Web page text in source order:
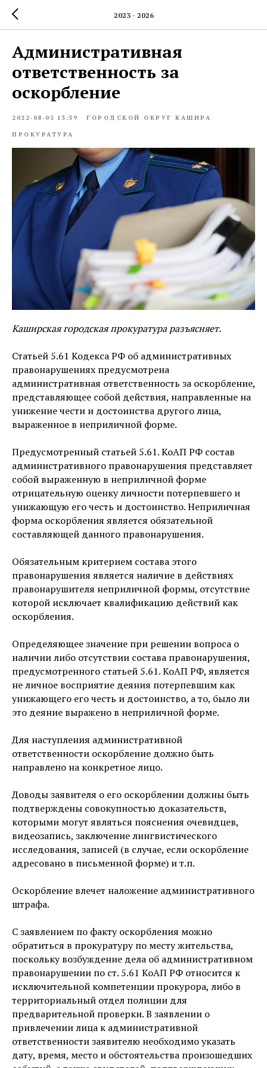
2023 - 2026
Административная
ответственность за
оскорбление
2022-08-05 13:39 ГОРОДСКОЙ ОКРУГ КАШИРА
ПРОКУРАТУРА
Каширская городская прокуратура разъясняет.
Статьей 5.61 Кодекса РФ об административных
правонарушениях предусмотрена
административная ответственность за оскорбление,
представляющее собой действия, направленные на
унижение чести и достоинства другого лица,
выраженное в неприличной форме.
Предусмотренный статьей 5.61. КоАП РФ состав
административного правонарушения представляет
собой выраженную в неприличной форме
отрицательную оценку личности потерпевшего и
унижающую его честь и достоинство. Неприличная
форма оскорбления является обязательной
составляющей данного правонарушения.
Обязательным критерием состава этого
правонарушения является наличие в действиях
правонарушителя неприличной формы, отсутствие
которой исключает квалификацию действий как
оскорбления.
Определяющее значение при решении вопроса о
наличии либо отсутствии состава правонарушения,
предусмотренного статьей 5.61. КоАП РФ, является
не личное восприятие деяния потерпевшим как
унижающего его честь и достоинство, а то, было ли
это деяние выражено в неприличной форме.
Для наступления административной
ответственности оскорбление должно быть
направлено на конкретное лицо.
Доводы заявителя о его оскорблении должны быть
подтверждены совокупностью доказательств,
которыми могут являться пояснения очевидцев,
видеозапись, заключение лингвистического
исследования, записей (в случае, если оскорбление
адресовано в письменной форме) и т.п.
Оскорбление влечет наложение административного
штрафа.
С заявлением по факту оскорбления можно
обратиться в прокуратуру по месту жительства,
поскольку возбуждение дела об административном
правонарушении по ст. 5.61 КоАП РФ относится к
исключительной компетенции прокурора, либо в
территориальный отдел полиции для
предварительной проверки. В заявлении о
привлечении лица к административной
ответственности заявителю необходимо указать
дату, время, место и обстоятельства произошедших